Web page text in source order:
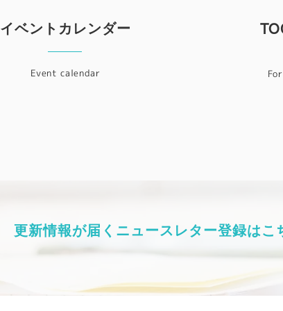
イベントカレンダー
Event calendar
更新情報が届くニュースレター登録はこ